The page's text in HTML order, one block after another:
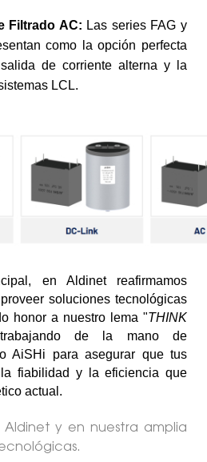
Filtrado AC: Las series FAG y
como la opción perfecta
de corriente alterna y la
LCL.
en Aldinet reafirmamos
soluciones tecnológicas
honor a nuestro lema "THINK
de la mano de
AiSHi para asegurar que tus
fiabilidad y la eficiencia que
actual.
y en nuestra amplia